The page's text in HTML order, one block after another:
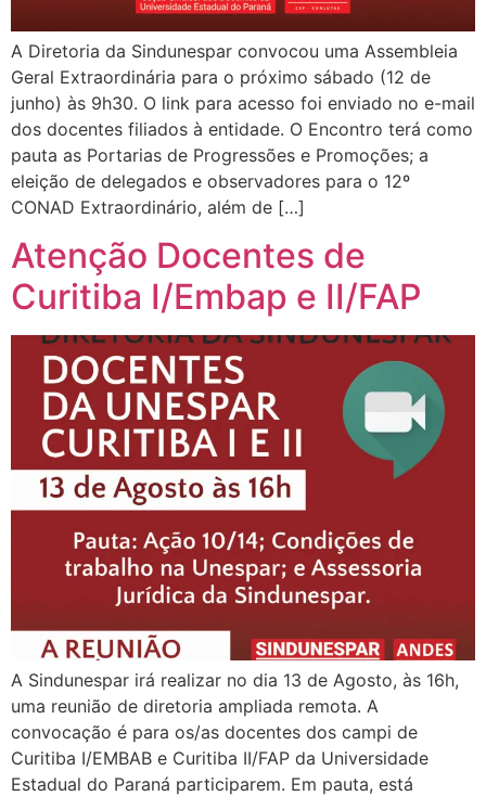
A Diretoria da Sindunespar convocou uma Assembleia
Geral Extraordinária para o próximo sábado (12 de
junho) às 9h30. O link para acesso foi enviado no e-mail
dos docentes filiados à entidade. O Encontro terá como
pauta as Portarias de Progressões e Promoções; a
eleição de delegados e observadores para o 12º
CONAD Extraordinário, além de […]
Atenção Docentes de
Curitiba I/Embap e II/FAP
A Sindunespar irá realizar no dia 13 de Agosto, às 16h,
uma reunião de diretoria ampliada remota. A
convocação é para os/as docentes dos campi de
Curitiba I/EMBAB e Curitiba II/FAP da Universidade
Estadual do Paraná participarem. Em pauta, está